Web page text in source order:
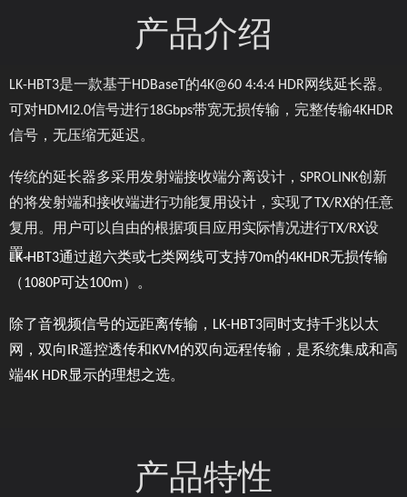
产品介绍
LK-HBT3是一款基于HDBaseT的4K@60 4:4:4 HDR网线延长器。
可对HDMI2.0信号进行18Gbps带宽无损传输，完整传输4KHDR
信号，无压缩无延迟。
传统的延长器多采用发射端接收端分离设计，SPROLINK创新
的将发射端和接收端进行功能复用设计，实现了TX/RX的任意
复用。用户可以自由的根据项目应用实际情况进行TX/RX设
置。
LK-HBT3通过超六类或七类网线可支持70m的4KHDR无损传输
（1080P可达100m）。
除了音视频信号的远距离传输，LK-HBT3同时支持千兆以太
网，双向IR遥控透传和KVM的双向远程传输，是系统集成和高
端4K HDR显示的理想之选。
产品特性